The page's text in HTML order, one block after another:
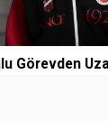
Görevden